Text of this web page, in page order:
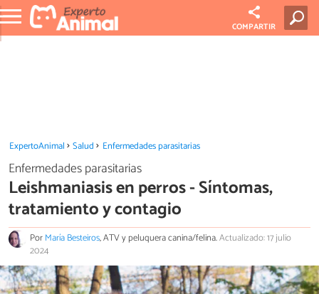
COMPARTIR
ExpertoAnimal Salud Enfermedades parasitarias
Enfermedades parasitarias
Leishmaniasis en perros - Síntomas,
tratamiento y contagio
PorMaría Besteiros, ATV y peluquera canina/felina.Actualizado: 17 julio
2024